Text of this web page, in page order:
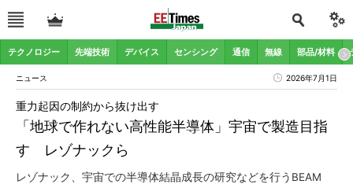
テクノロジー 先端技術 デバイス センシング 通信 無線 部品/材料
ニュース 2026年7月1日
「地球で作れない高性能半導体」宇宙で製造目指
す レゾナックら
重力起因の制約から抜け出す
レゾナック、宇宙での半導体結晶成長の研究などを行うBEAM